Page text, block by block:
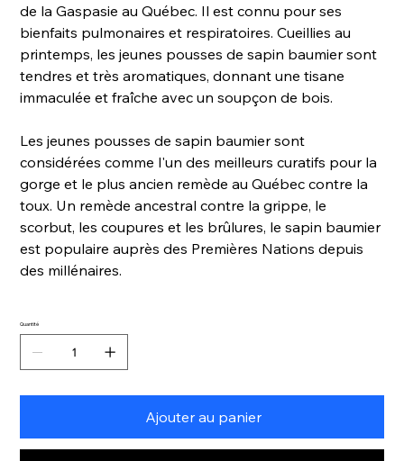
de la Gaspasie au Québec. Il est connu pour ses
bienfaits pulmonaires et respiratoires. Cueillies au
printemps, les jeunes pousses de sapin baumier sont
tendres et très aromatiques, donnant une tisane
immaculée et fraîche avec un soupçon de bois.
Les jeunes pousses de sapin baumier sont
considérées comme l'un des meilleurs curatifs pour la
gorge et le plus ancien remède au Québec contre la
toux. Un remède ancestral contre la grippe, le
scorbut, les coupures et les brûlures, le sapin baumier
est populaire auprès des Premières Nations depuis
des millénaires.
Quantité
Ajouter au panier